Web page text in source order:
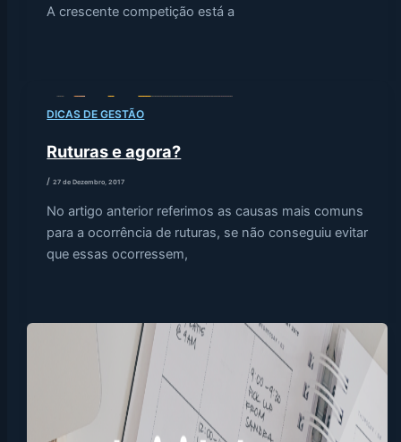
A crescente competição está a
DICAS DE GESTÃO
Ruturas e agora?
/27 de Dezembro, 2017
No artigo anterior referimos as causas mais comuns
para a ocorrência de ruturas, se não conseguiu evitar
que essas ocorressem,